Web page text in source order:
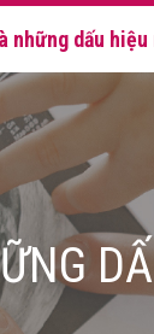
những dấu